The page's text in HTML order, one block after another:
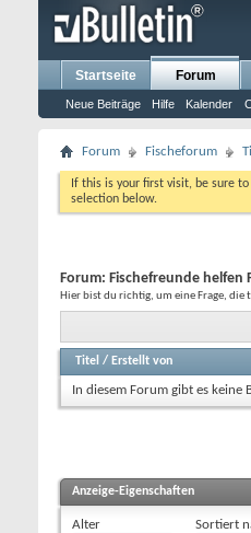
Startseite Forum
Neue Beiträge Hilfe Kalender
Forum Fischeforum
If this is your first visit, be sure
selection below.
Forum: Fischefreunde helfen
Hier bist du richtig, um eine Frage,
Titel / Erstellt von
In diesem Forum gibt es keine
Anzeige-Eigenschaften
Alter Sortiert